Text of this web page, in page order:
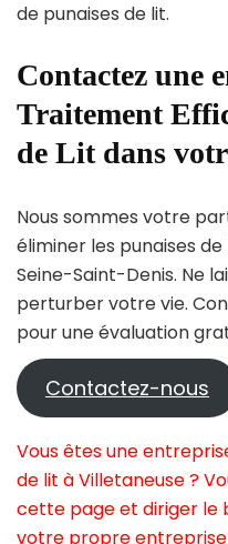
de punaises de lit.
Contactez une
Traitement
de Lit dans
Nous sommes votre
éliminer les punaises
Seine-Saint-Denis. Ne
perturber votre vie.
pour une évaluation
Contactez-nous
Vous êtes une
de lit à Villetaneuse ?
cette page et diriger le
votre propre entreprise